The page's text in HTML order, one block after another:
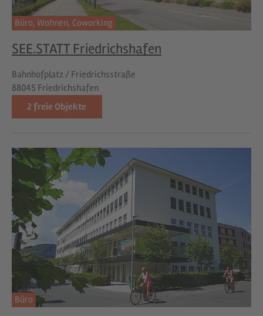
Büro, Wohnen, Coworking
SEE.STATT Friedrichshafen
Bahnhofplatz / Friedrichsstraße
88045 Friedrichshafen
2freie Objekte
Büro